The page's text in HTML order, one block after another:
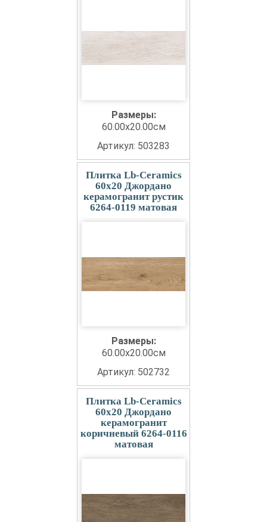
Размеры:
60.00x20.00см
Артикул: 503283
Плитка Lb-Ceramics
60x20 Джордано
керамогранит рустик
6264-0119 матовая
Размеры:
60.00x20.00см
Артикул: 502732
Плитка Lb-Ceramics
60x20 Джордано
керамогранит
коричневый 6264-0116
матовая